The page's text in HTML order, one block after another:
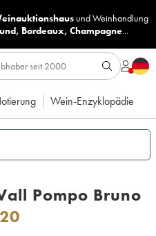
undWeinhandlung
, Bordeaux, Champagne...
Wein-Enzyklopädie
Pompo Bruno